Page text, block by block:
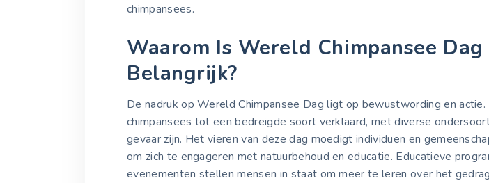
chimpansees.
Waarom Is Wereld Chimpansee Dag
Belangrijk?
De nadruk op Wereld Chimpansee Dag ligt op bewustwording en actie.
chimpansees tot een bedreigde soort verklaard, met diverse
gevaar zijn. Het vieren van deze dag moedigt individuen en
om zich te engageren met natuurbehoud en educatie. Educatieve
evenementen stellen mensen in staat om meer te leren over het